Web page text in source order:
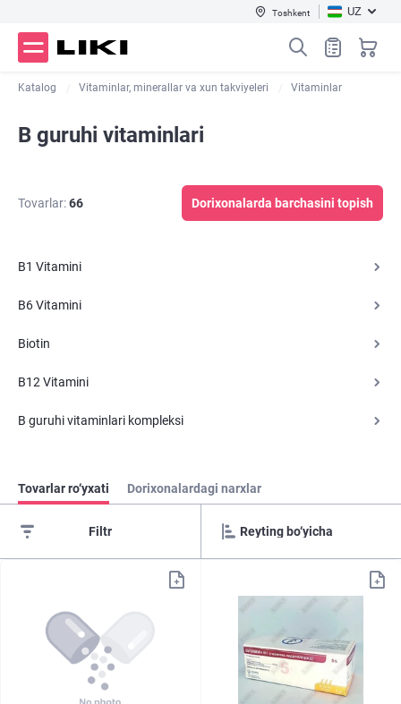
Toshkent UZ
Katalog Vitaminlar, minerallar va xun takviyeleri Vitaminlar
B guruhi vitaminlari
Tovarlar:66 Dorixonalarda barchasini topish
B1 Vitamini
B6 Vitamini
Biotin
B12 Vitamini
B guruhi vitaminlari kompleksi
Tovarlar ro‘yxati Dorixonalardagi narxlar
Filtr